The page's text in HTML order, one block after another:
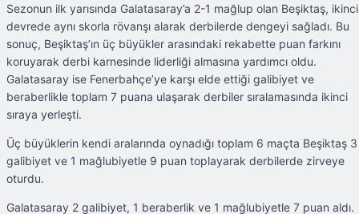
Sezonun ilk yarısında Galatasaray’a 2-1 mağlup olan Beşiktaş, ikinci
devrede aynı skorla rövanşı alarak derbilerde dengeyi sağladı. Bu
sonuç, Beşiktaş’ın üç büyükler arasındaki rekabette puan farkını
koruyarak derbi karnesinde liderliği almasına yardımcı oldu.
Galatasaray ise Fenerbahçe’ye karşı elde ettiği galibiyet ve
beraberlikle toplam 7 puana ulaşarak derbiler sıralamasında ikinci
sıraya yerleşti.
Üç büyüklerin kendi aralarında oynadığı toplam 6 maçta Beşiktaş 3
galibiyet ve 1 mağlubiyetle 9 puan toplayarak derbilerde zirveye
oturdu.
Galatasaray 2 galibiyet, 1 beraberlik ve 1 mağlubiyetle 7 puan aldı.